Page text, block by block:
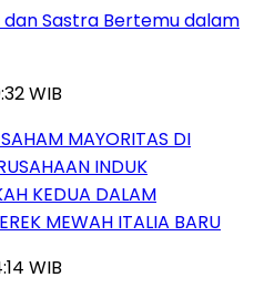
dan Sastra Bertemu dalam
WIB
MAYORITAS DI
INDUK
KEDUA DALAM
MEWAH ITALIA BARU
WIB